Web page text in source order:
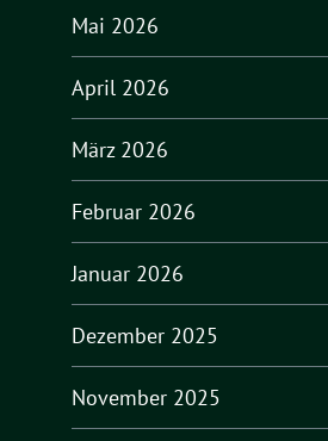
Mai 2026
April 2026
März 2026
Februar 2026
Januar 2026
Dezember 2025
November 2025